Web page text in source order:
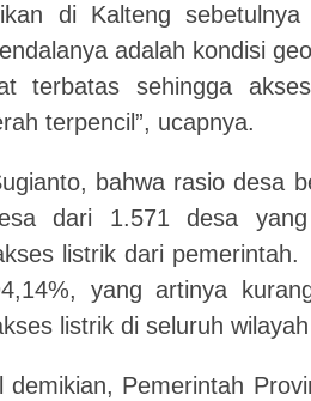
di Kalteng
adalah kondisi
terbatas sehingga
terpencil”, ucapnya.
bahwa rasio desa
dari 1.571 desa
listrik dari
yang artinya
listrik di seluruh
demikian, Pemerintah